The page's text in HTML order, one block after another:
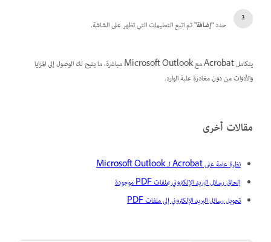
حدد"إضافة"ثم اتبع التعليمات التي تظهر على الشاشة.
يتكامل Acrobat مع Microsoft Outlook مباشرة، ما يتيح لك الوصول إلى المزايا
والأدوات من دون مغادرة علبة الوارد.
مقالات أخرى
نظرة عامة على Acrobat لـ Microsoft Outlook
إلحاق رسائل البريد الإلكتروني بملفات PDF موجودة
تحويل رسائل البريد الإلكتروني إلى ملفات PDF